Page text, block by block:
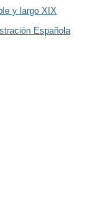
y largo XIX
Española